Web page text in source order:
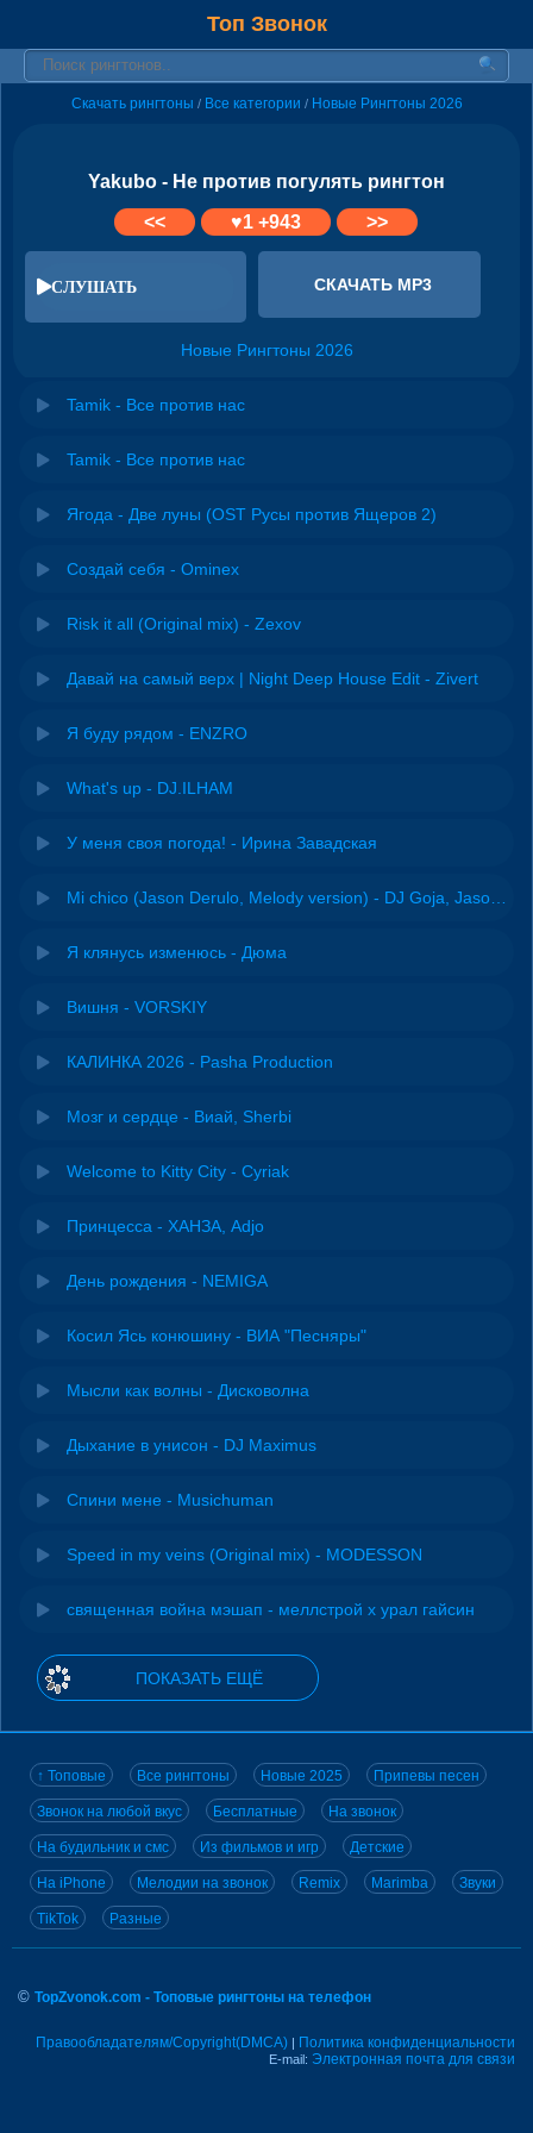
Топ Звонок
Скачать рингтоны / Все категории / Новые Рингтоны 2026
Yakubo - Не против погулять рингтон
<<
♥1+943 >>
СЛУШАТЬ СКАЧАТЬ MP3
Новые Рингтоны 2026
Tamik - Все против нас
Tamik - Все против нас
Ягода - Две луны (OST Русы против Ящеров 2)
Создай себя - Ominex
Risk it all (Original mix) - Zexov
Давай на самый верх | Night Deep House Edit - Zivert
Я буду рядом - ENZRO
What's up - DJ.ILHAM
У меня своя погода! - Ирина Завадская
Я клянусь изменюсь - Дюма
Вишня - VORSKIY
КАЛИНКА 2026 - Pasha Production
Мозг и сердце - Виай, Sherbi
Welcome to Kitty City - Cyriak
Принцесса - ХАНЗА, Adjo
День рождения - NEMIGA
Косил Ясь конюшину - ВИА "Песняры"
Мысли как волны - Дисковолна
Дыхание в унисон - DJ Maximus
Спини мене - Musichuman
Speed in my veins (Original mix) - MODESSON
священная война мэшап - меллстрой х урал гайсин
ПОКАЗАТЬ ЕЩЁ
↑ Топовые Все рингтоны Новые 2025 Припевы песен
Звонок на любой вкус Бесплатные На звонок
На будильник и смс Из фильмов и игр Детские
На iPhone Мелодии на звонок Remix Marimba Звуки
TikTok Разные
© TopZvonok.com - Топовые рингтоны на телефон
Правообладателям/Copyright(DMCA) | Политика конфиденциальности
E-mail: Электронная почта для связи